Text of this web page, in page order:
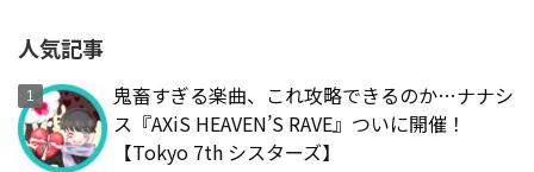
人気記事
鬼畜すぎる楽曲、これ攻略できるのか…ナナシ
ス『AXiS HEAVEN’S RAVE』ついに開催！
【Tokyo 7th シスターズ】